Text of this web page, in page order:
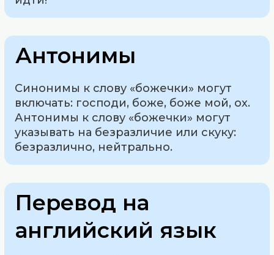
Антонимы
Синонимы к слову «божечки» могут
включать: господи, боже, боже мой, ох.
Антонимы к слову «божечки» могут
указывать на безразличие или скуку:
безразлично, нейтрально.
Перевод на
английский язык